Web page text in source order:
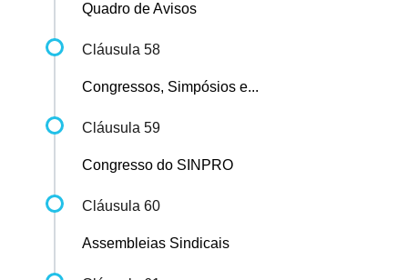
Quadro de Avisos
Cláusula 58
Congressos, Simpósios e...
Cláusula 59
Congresso do SINPRO
Cláusula 60
Assembleias Sindicais